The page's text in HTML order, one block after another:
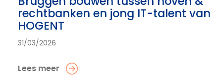
rechtbanken en jong IT-talent van
HOGENT
31/03/2026
Lees meer